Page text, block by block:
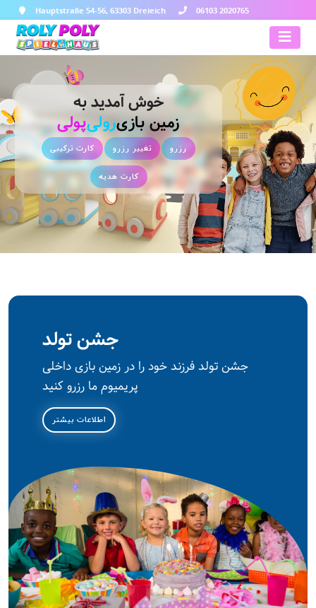
Hauptstraße 54-56, 63303 Dreieich 06103 2020765
خوش آمدید به
زمین بازیرولیپولی
رزرو تغییر رزرو کارت ترکیبی
کارت هدیه
جشن تولد
جشن تولد فرزند خود را در زمین بازی داخلی
پریمیوم ما رزرو کنید
اطلاعات بیشتر